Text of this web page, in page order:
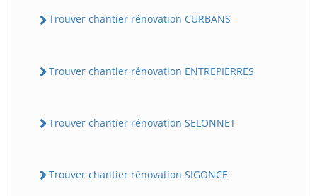
Trouver chantier rénovation CURBANS
Trouver chantier rénovation ENTREPIERRES
Trouver chantier rénovation SELONNET
Trouver chantier rénovation SIGONCE